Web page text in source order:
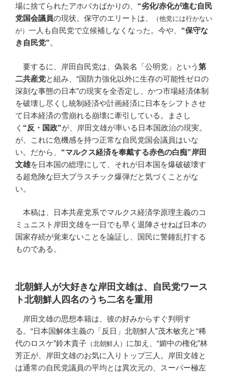
場に捨てられたアホバカばかりの、 “劣化/赤化が進む自民
党国会議員の現状。保守のエリートは、
（他党には行かない
が） 一人も自民党で立候補しなくなった。今や、 “保守な
き自民党”。
要するに、岸田自民党は、偽装名「公明党」という 第
二共産党と組み、“国防力強化以外に生存の可能性ゼロの
深刻な事態の日本”の現実を全否定し、かつ市場経済体制
を破壊し尽くし統制経済や計画経済に日本をシフトさせ
て日本経済の雪崩れる崩壊に牽引している。まさし
く “反・国政”が、岸田文雄が率いる日本国政治の現実。
が、これに危機感を持つ正常な自民党国会議員はいな
い。だから、 “マルクス経済を奉戴する赤色の白痴”岸田
文雄を日本国の総理にして、それが日本国を爆破破壊す
る超危険な巨大プラスチック爆弾だと気づくことがな
い。
本稿は、日本共産党系でマルクス経済学原理主義のコ
ミュニスト岸田文雄を一日でも早く退陣させねば日本の
国家存続が覚束ないことを論証し、国民に警鐘乱打する
ものである。
北朝鮮人が大好きな岸田文雄は、自民党ワース
ト北朝鮮人四名のうち二名を重用
岸田文雄の思想本籍は、彼の好みからすぐ判明す
る。“日本国解体主義の「反日」北朝鮮人”茂木敏充と“稀
代のロスケ”鈴木貴子 （北朝鮮人） に加え、“媚中の権化”林
芳正が、岸田文雄のお気に入りトップ三人。岸田文雄と
は通常の自民党議員の平均とは異次元の、スーパー極左